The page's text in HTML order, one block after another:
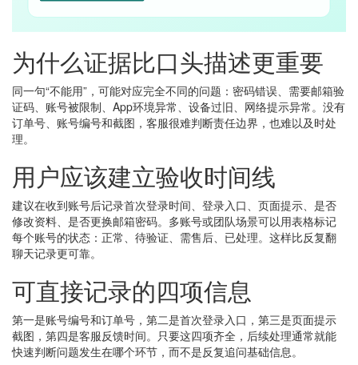
为什么证据比口头描述更重要
同一句“不能用”，可能对应完全不同的问题：密码错误、需要邮箱验
证码、账号被限制、App环境异常、设备过旧、网络提示异常。没有
订单号、账号编号和截图，客服很难判断责任边界，也难以及时处
理。
用户应该建立验收时间线
建议在收到账号后记录首次登录时间、登录入口、页面提示、是否
修改资料、是否更换邮箱密码。多账号或团队场景可以用表格标记
每个账号的状态：正常、待验证、需售后、已处理。这样比反复翻
聊天记录更可靠。
可直接记录的四项信息
第一是账号编号和订单号，第二是首次登录入口，第三是页面提示
截图，第四是客服反馈时间。只要这四项齐全，后续处理通常就能
快速判断问题发生在哪个环节，而不是反复追问基础信息。